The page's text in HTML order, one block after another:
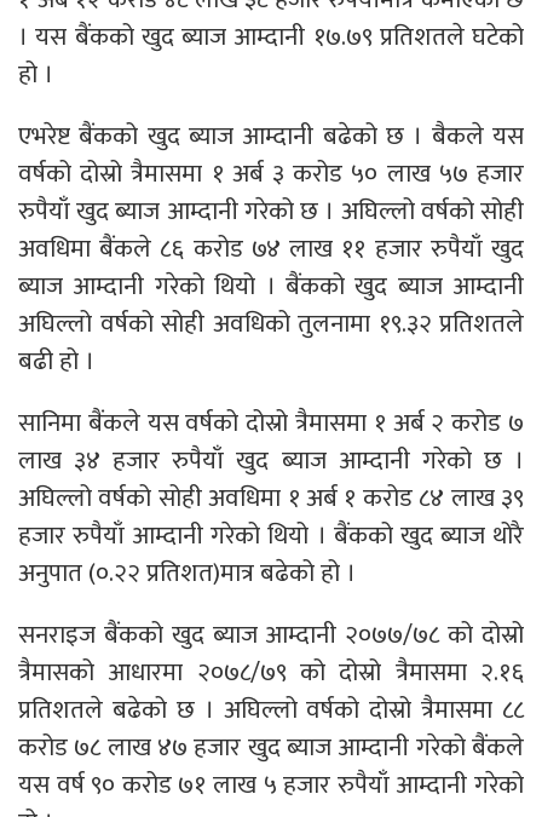
। यस बैंकको खुद ब्याज आम्दानी १७.७९ प्रतिशतले घटेको
हो ।
एभरेष्ट बैंकको खुद ब्याज आम्दानी बढेको छ । बैकले यस
वर्षको दोस्रो त्रैमासमा १ अर्ब ३ करोड ५० लाख ५७ हजार
रुपैयाँ खुद ब्याज आम्दानी गरेको छ । अघिल्लो वर्षको सोही
अवधिमा बैंकले ८६ करोड ७४ लाख ११ हजार रुपैयाँ खुद
ब्याज आम्दानी गरेको थियो । बैंकको खुद ब्याज आम्दानी
अघिल्लो वर्षको सोही अवधिको तुलनामा १९.३२ प्रतिशतले
बढी हो ।
सानिमा बैंकले यस वर्षको दोस्रो त्रैमासमा १ अर्ब २ करोड ७
लाख ३४ हजार रुपैयाँ खुद ब्याज आम्दानी गरेको छ ।
अघिल्लो वर्षको सोही अवधिमा १ अर्ब १ करोड ८४ लाख ३९
हजार रुपैयाँ आम्दानी गरेको थियो । बैंकको खुद ब्याज थोरै
अनुपात (०.२२ प्रतिशत)मात्र बढेको हो ।
सनराइज बैंकको खुद ब्याज आम्दानी २०७७/७८ को दोस्रो
त्रैमासको आधारमा २०७८/७९ को दोस्रो त्रैमासमा २.१६
प्रतिशतले बढेको छ । अघिल्लो वर्षको दोस्रो त्रैमासमा ८८
करोड ७८ लाख ४७ हजार खुद ब्याज आम्दानी गरेको बैंकले
यस वर्ष ९० करोड ७१ लाख ५ हजार रुपैयाँ आम्दानी गरेको